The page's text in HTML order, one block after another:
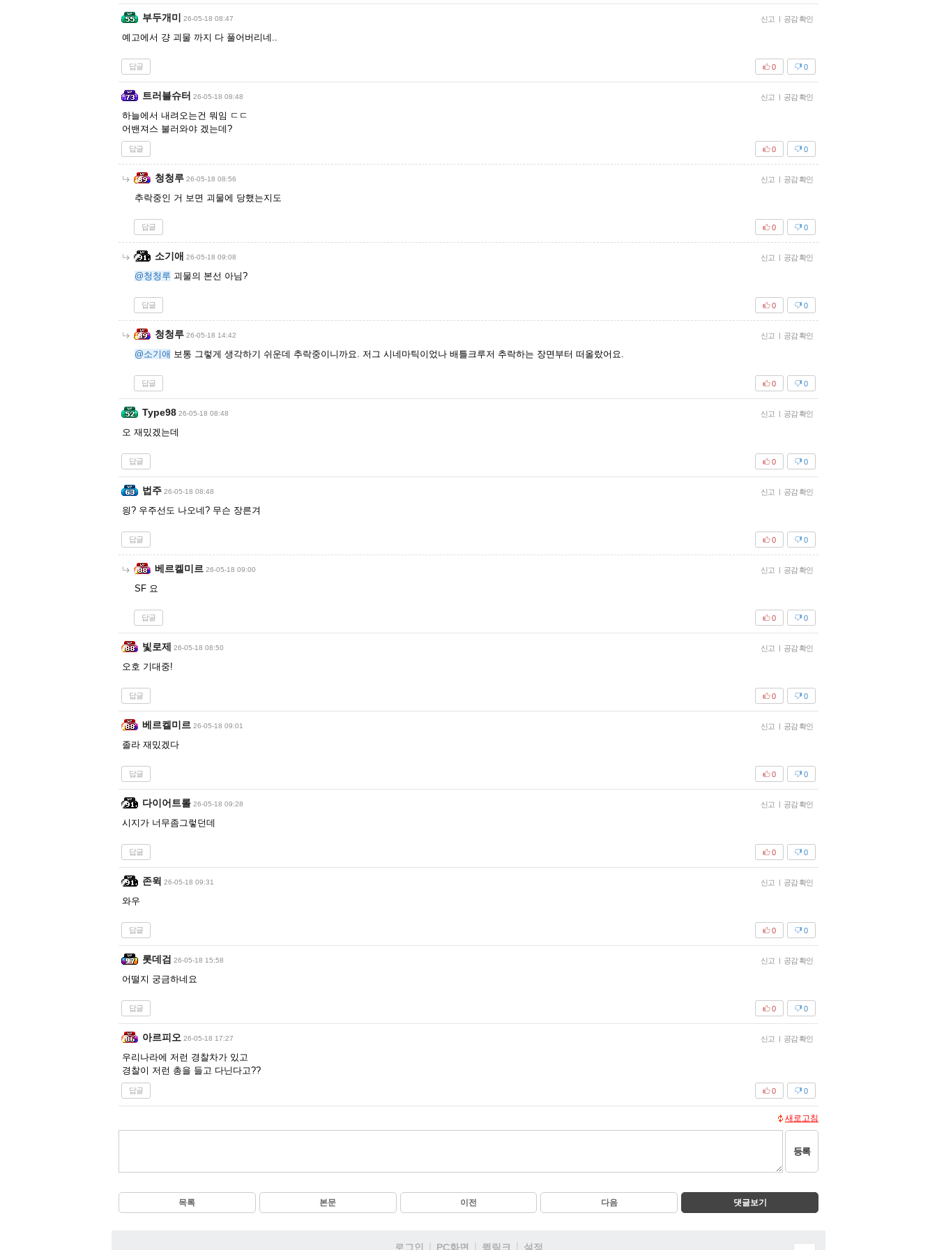
부두개미 26-05-18 08:47 신고 | 공감 확인
예고에서 걍 괴물 까지 다 풀어버리네..
답글 0
0
트러블슈터 26-05-18 08:48 신고 | 공감 확인
하늘에서 내려오는건 뭐임 ㄷㄷ
어밴져스 불러와야 겠는데?
답글 0
0
청청루 26-05-18 08:56 신고 | 공감 확인
추락중인 거 보면 괴물에 당했는지도
답글 0
0
소기애 26-05-18 09:08 신고 | 공감 확인
@청청루 괴물의 본선 아님?
답글 0
0
청청루 26-05-18 14:42 신고 | 공감 확인
@소기애 보통 그렇게 생각하기 쉬운데 추락중이니까요. 저그 시네마틱이었나 배틀크루저 추락하는 장면부터 떠올랐어요.
답글 0
0
Type98 26-05-18 08:48 신고 | 공감 확인
오 재밌겠는데
답글 0
0
법주 26-05-18 08:48 신고 | 공감 확인
읭? 우주선도 나오네? 무슨 장른겨
답글 0
0
베르켈미르 26-05-18 09:00 신고 | 공감 확인
SF 요
답글 0
0
빛로제 26-05-18 08:50 신고 | 공감 확인
오호 기대중!
답글 0
0
베르켈미르 26-05-18 09:01 신고 | 공감 확인
졸라 재밌겠다
답글 0
0
다이어트롤 26-05-18 09:28 신고 | 공감 확인
시지가 너무좀그렇던데
답글 0
0
존윅 26-05-18 09:31 신고 | 공감 확인
와우
답글 0
0
롯데검 26-05-18 15:58 신고 | 공감 확인
어떨지 궁금하네요
답글 0
0
아르피오 26-05-18 17:27 신고 | 공감 확인
우리나라에 저런 경찰차가 있고
경찰이 저런 총을 들고 다닌다고??
답글 0
0
새로고침
등록
목록 본문 이전 다음 댓글보기
로그인 PC화면 퀵링크 설정